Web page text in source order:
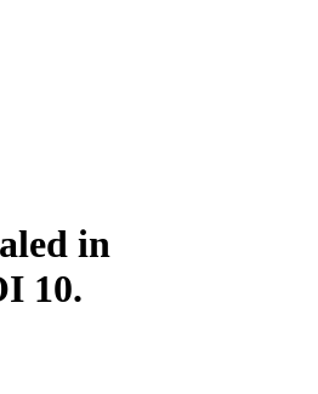
in
10.